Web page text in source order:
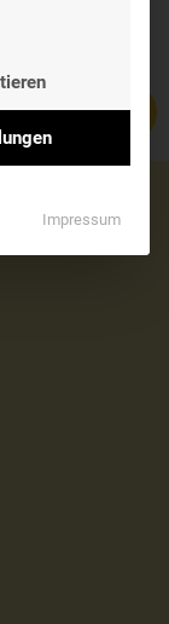
Impressum